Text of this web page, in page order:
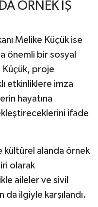
ÖRNEK İŞ
Melike Küçük ise
önemli bir sosyal
proje
etkinliklere imza
hayatına
ifade
kültürel alanda örnek
olarak
aileler ve sivil
da ilgiyle karşılandı.